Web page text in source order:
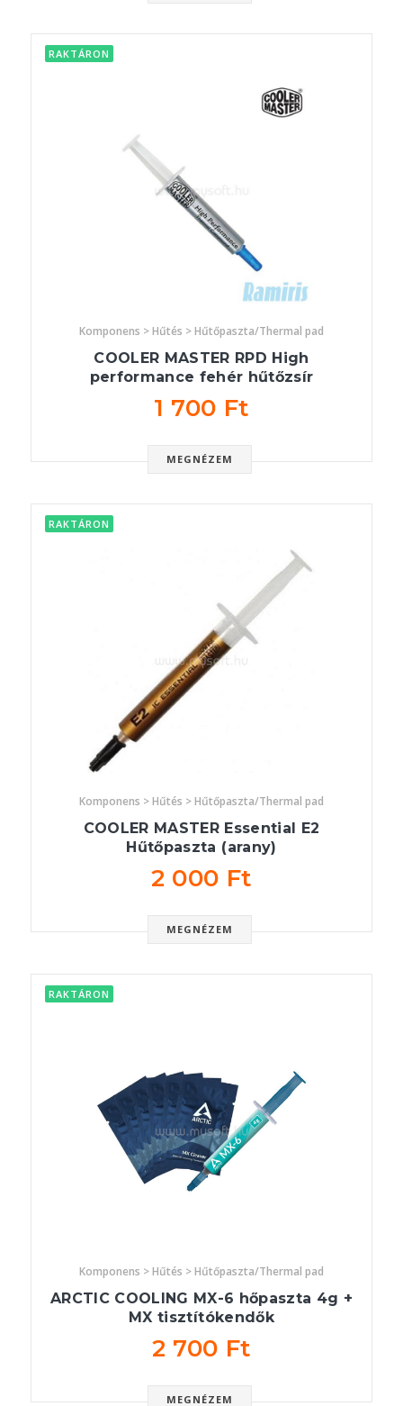
RAKTÁRON
Komponens > Hűtés > Hűtőpaszta/Thermal pad
COOLER MASTER RPD High
performance fehér hűtőzsír
1 700 Ft
MEGNÉZEM
RAKTÁRON
Komponens > Hűtés > Hűtőpaszta/Thermal pad
COOLER MASTER Essential E2
Hűtőpaszta (arany)
2 000 Ft
MEGNÉZEM
RAKTÁRON
Komponens > Hűtés > Hűtőpaszta/Thermal pad
ARCTIC COOLING MX-6 hőpaszta 4g +
MX tisztítókendők
2 700 Ft
MEGNÉZEM